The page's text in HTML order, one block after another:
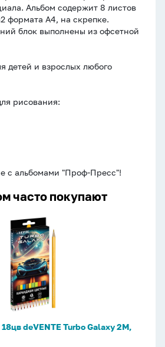
Альбом содержит 8 листов
формата А4, на скрепке.
блок выполнены из офсетной
детей и взрослых любого
рисования:
с альбомами "Проф-Пресс"!
часто покупают
deVENTE Turbo Galaxy 2М,